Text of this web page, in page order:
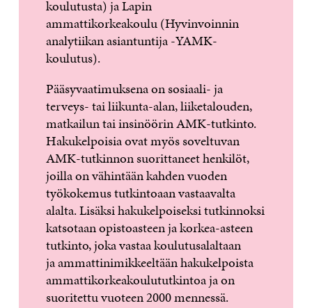
koulutusta) ja Lapin
ammattikorkeakoulu (Hyvinvoinnin
analytiikan asiantuntija -YAMK-
koulutus).
Pääsyvaatimuksena on sosiaali- ja
terveys- tai liikunta-alan, liiketalouden,
matkailun tai insinöörin AMK-tutkinto.
Hakukelpoisia ovat myös soveltuvan
AMK-tutkinnon suorittaneet henkilöt,
joilla on vähintään kahden vuoden
työkokemus tutkintoaan vastaavalta
alalta. Lisäksi hakukelpoiseksi tutkinnoksi
katsotaan opistoasteen ja korkea-asteen
tutkinto, joka vastaa koulutusalaltaan
ja ammattinimikkeeltään hakukelpoista
ammattikorkeakoulututkintoa ja on
suoritettu vuoteen 2000 mennessä.